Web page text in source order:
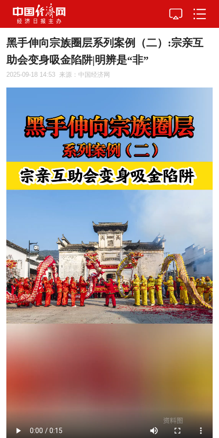
黑手伸向宗族圈层系列案例（二）:宗亲互
助会变身吸金陷阱|明辨是“非”
2025-09-18 14:53 来源：中国经济网